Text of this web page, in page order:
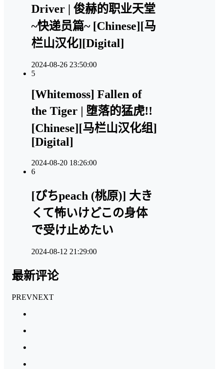
Driver | 俊赫的职业天堂
~快递员篇~ [Chinese][马
栏山汉化][Digital]
2024-08-26 23:50:00
5
[Whitemoss] Fallen of
the Tiger | 堕落的猛虎!!
[Chinese][马栏山汉化组]
[Digital]
2024-08-20 18:26:00
6
[ぴちpeach (桃原)] 大き
くて怖いけどこの身体
で受け止めたい
2024-08-12 21:29:00
最新评论
PREVNEXT